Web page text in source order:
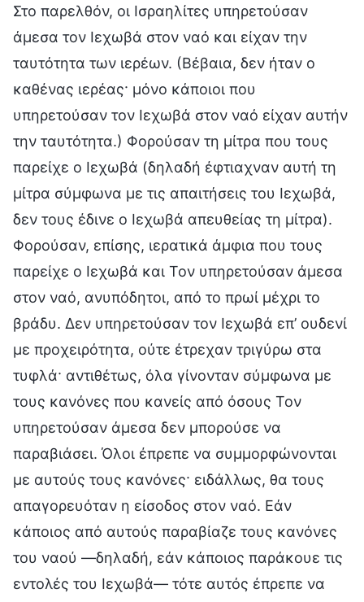
Στο παρελθόν, οι Ισραηλίτες υπηρετούσαν
άμεσα τον Ιεχωβά στον ναό και είχαν την
ταυτότητα των ιερέων. (Βέβαια, δεν ήταν ο
καθένας ιερέας· μόνο κάποιοι που
υπηρετούσαν τον Ιεχωβά στον ναό είχαν αυτήν
την ταυτότητα.) Φορούσαν τη μίτρα που τους
παρείχε ο Ιεχωβά (δηλαδή έφτιαχναν αυτή τη
μίτρα σύμφωνα με τις απαιτήσεις του Ιεχωβά,
δεν τους έδινε ο Ιεχωβά απευθείας τη μίτρα).
Φορούσαν, επίσης, ιερατικά άμφια που τους
παρείχε ο Ιεχωβά και Τον υπηρετούσαν άμεσα
στον ναό, ανυπόδητοι, από το πρωί μέχρι το
βράδυ. Δεν υπηρετούσαν τον Ιεχωβά επ’ ουδενί
με προχειρότητα, ούτε έτρεχαν τριγύρω στα
τυφλά· αντιθέτως, όλα γίνονταν σύμφωνα με
τους κανόνες που κανείς από όσους Τον
υπηρετούσαν άμεσα δεν μπορούσε να
παραβιάσει. Όλοι έπρεπε να συμμορφώνονται
με αυτούς τους κανόνες· ειδάλλως, θα τους
απαγορευόταν η είσοδος στον ναό. Εάν
κάποιος από αυτούς παραβίαζε τους κανόνες
του ναού —δηλαδή, εάν κάποιος παράκουε τις
εντολές του Ιεχωβά— τότε αυτός έπρεπε να